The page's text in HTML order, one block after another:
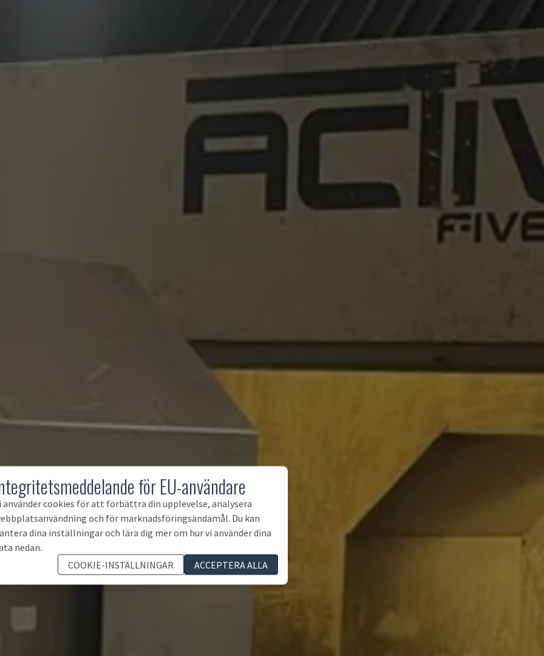
för EU-användare
använder cookies för att förbättra din upplevelse, analysera
och för marknadsföringsändamål. Du kan
dina inställningar och lära dig mer om hur vi använder dina
nedan.
COOKIE-INSTÄLLNINGAR
ACCEPTERA ALLA